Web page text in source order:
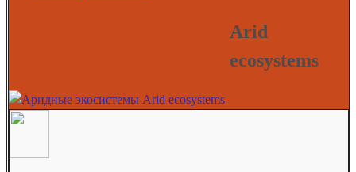
Arid
ecosystems